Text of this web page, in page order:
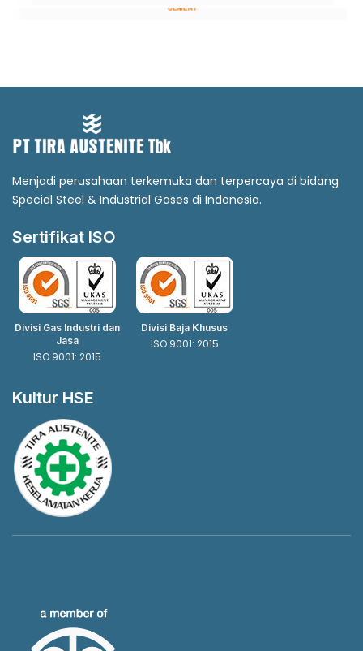
Menjadi perusahaan terkemuka dan terpercaya di bidang
Special Steel & Industrial Gases di Indonesia.
Sertifikat ISO
Divisi Gas Industri dan
Jasa
ISO 9001: 2015
Divisi Baja Khusus
ISO 9001: 2015
Kultur HSE